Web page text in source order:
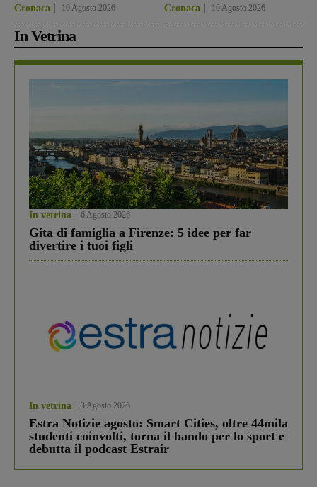
Cronaca 10 Agosto 2026 Cronaca 10 Agosto 2026
In Vetrina
In vetrina 6 Agosto 2026
Gita di famiglia a Firenze: 5 idee per far
divertire i tuoi figli
In vetrina 3 Agosto 2026
Estra Notizie agosto: Smart Cities, oltre 44mila
studenti coinvolti, torna il bando per lo sport e
debutta il podcast Estrair